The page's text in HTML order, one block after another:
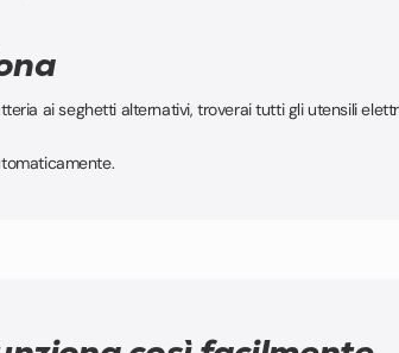
ai seghetti alternativi, troverai tutti gli utensili